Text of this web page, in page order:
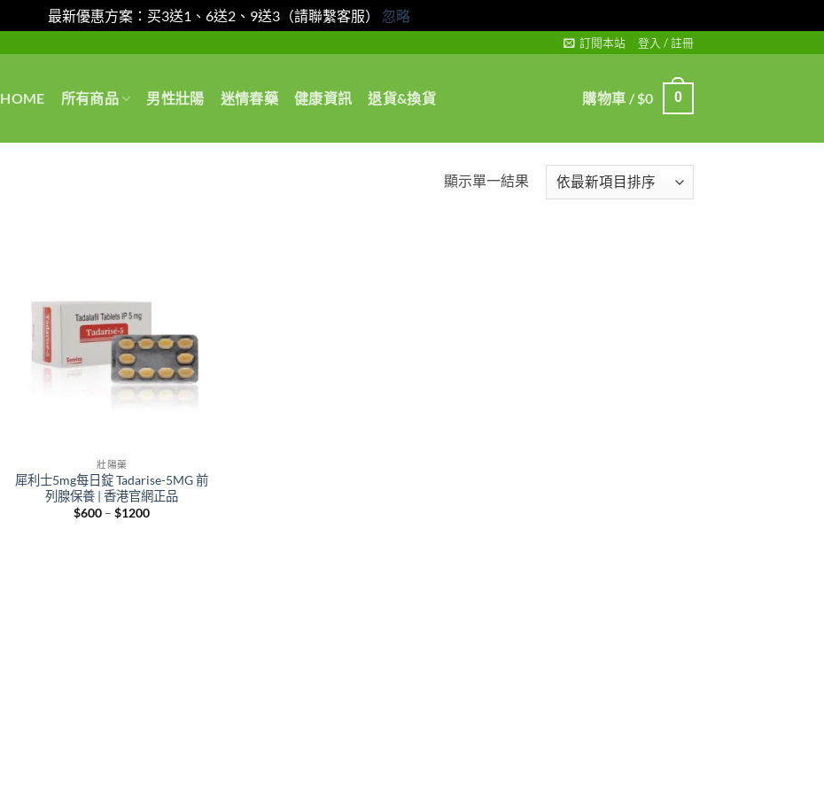
最新優惠方案：买3送1、6送2、9送3（請聯繫客服） 忽略
訂閱本站 登入 / 註冊
HOME 所有商品 男性壯陽 迷情春藥 健康資訊 退貨&換貨 購物車 /$0 0
顯示單一結果
壯陽藥
犀利士5mg每日錠 Tadarise-5MG 前
列腺保養 | 香港官網正品
$600 – $1200Price